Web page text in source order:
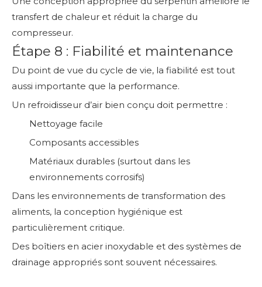
transfert de chaleur et réduit la charge du
compresseur.
Étape 8 : Fiabilité et maintenance
Du point de vue du cycle de vie, la fiabilité est tout
aussi importante que la performance.
Un refroidisseur d’air bien conçu doit permettre :
Nettoyage facile
Composants accessibles
Matériaux durables (surtout dans les
environnements corrosifs)
Dans les environnements de transformation des
aliments, la conception hygiénique est
particulièrement critique.
Des boîtiers en acier inoxydable et des systèmes de
drainage appropriés sont souvent nécessaires.